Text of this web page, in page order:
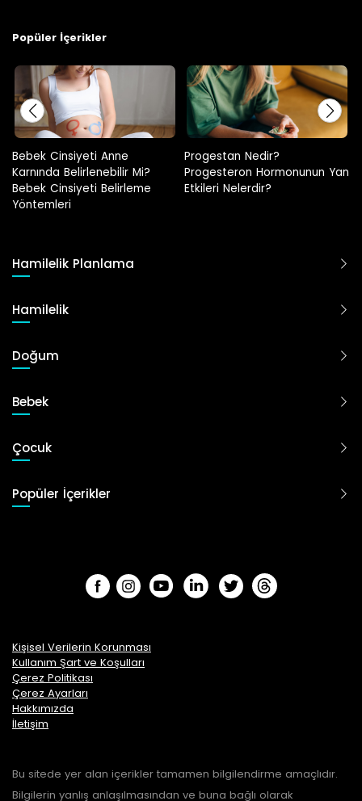
Popüler İçerikler
Progestan Nedir?
Progesteron Hormonunun Yan
Etkileri Nelerdir?
Hamilelikte Adet Görülür Mü?
Hamilelik Planlama
Hamilelik
Doğum
Bebek
Çocuk
Popüler İçerikler
Kişisel Verilerin Korunması
Kullanım Şart ve Koşulları
Çerez Politikası
Çerez Ayarları
Hakkımızda
İletişim
Bu sitede yer alan içerikler tamamen bilgilendirme amaçlıdır.
Bilgilerin yanlış anlaşılmasından ve buna bağlı olarak